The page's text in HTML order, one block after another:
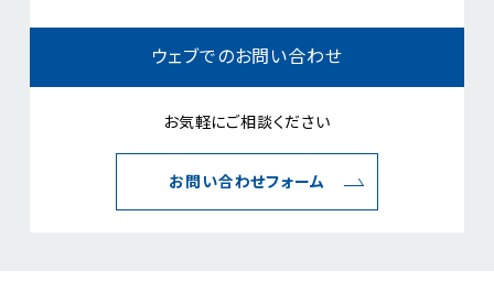
ウェブでのお問い合わせ
お気軽にご相談ください
お問い合わせフォーム